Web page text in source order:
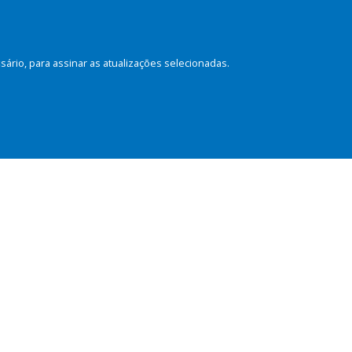
para assinar as atualizações selecionadas.